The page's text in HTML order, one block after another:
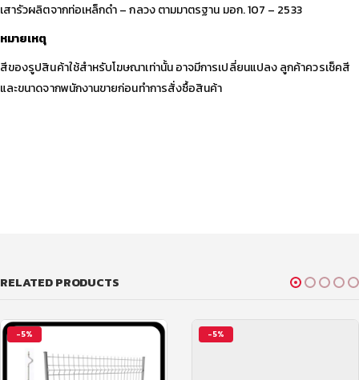
เสารัวผลิตจากท่อเหล็กดำ – กลวง ตามมาตรฐาน มอก. 107 – 2533
หมายเหตุ
สีของรูปสินค้าใช้สำหรับโฆษณาเท่านั้น อาจมีการเปลี่ยนแปลง ลูกค้าควรเช็คสี
และขนาดจากพนักงานขายก่อนทำการสั่งซื้อสินค้า
RELATED PRODUCTS
-5% -5%